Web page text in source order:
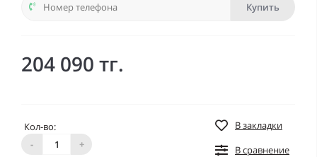
Купить
204 090 тг.
Кол-во:
-
+
В закладки
В сравнение